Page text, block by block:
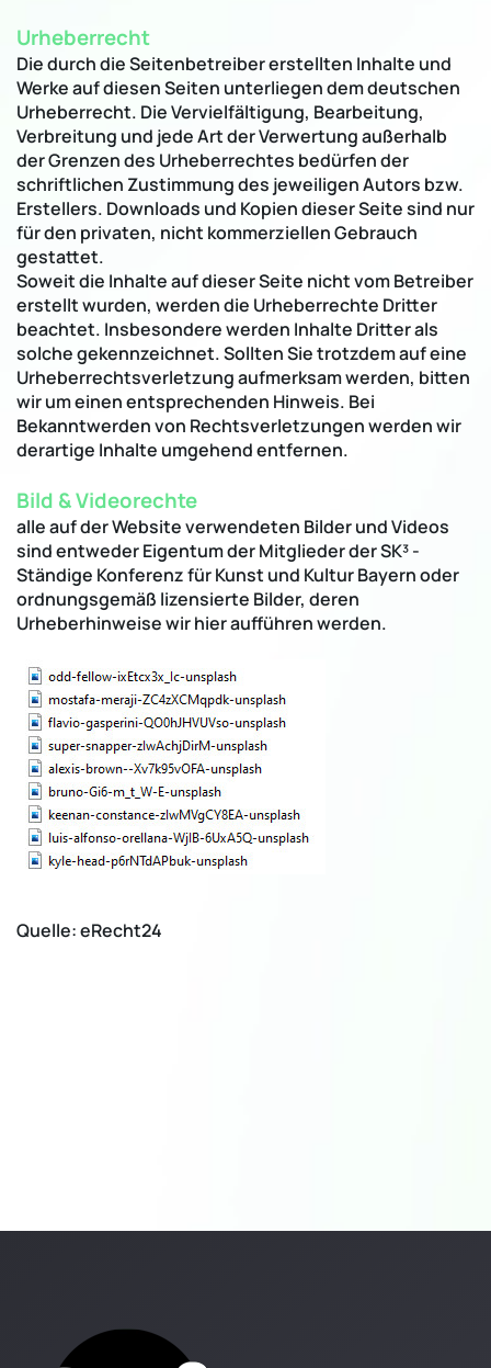
Urheberrecht
Die durch die Seitenbetreiber erstellten Inhalte und
Werke auf diesen Seiten unterliegen dem deutschen
Urheberrecht. Die Vervielfältigung, Bearbeitung,
Verbreitung und jede Art der Verwertung außerhalb
der Grenzen des Urheberrechtes bedürfen der
schriftlichen Zustimmung des jeweiligen Autors bzw.
Erstellers. Downloads und Kopien dieser Seite sind nur
für den privaten, nicht kommerziellen Gebrauch
gestattet.
Soweit die Inhalte auf dieser Seite nicht vom Betreiber
erstellt wurden, werden die Urheberrechte Dritter
beachtet. Insbesondere werden Inhalte Dritter als
solche gekennzeichnet. Sollten Sie trotzdem auf eine
Urheberrechtsverletzung aufmerksam werden, bitten
wir um einen entsprechenden Hinweis. Bei
Bekanntwerden von Rechtsverletzungen werden wir
derartige Inhalte umgehend entfernen.
Bild & Videorechte
alle auf der Website verwendeten Bilder und Videos
sind entweder Eigentum der Mitglieder der SK³ -
Ständige Konferenz für Kunst und Kultur Bayern oder
ordnungsgemäß lizensierte Bilder, deren
Urheberhinweise wir hier aufführen werden.
Quelle: eRecht24